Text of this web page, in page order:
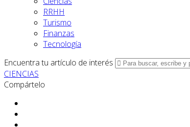
RRHH
Turismo
Finanzas
Tecnología
Encuentra tu artículo de interés
CIENCIAS
Compártelo